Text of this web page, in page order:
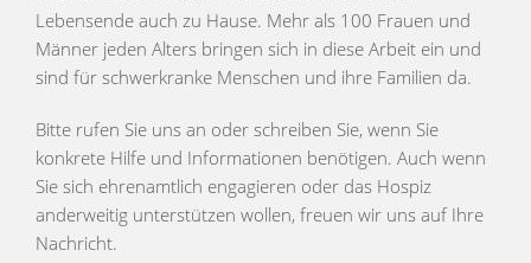
Lebensende auch zu Hause. Mehr als 100 Frauen und
Männer jeden Alters bringen sich in diese Arbeit ein und
sind für schwerkranke Menschen und ihre Familien da.
Bitte rufen Sie uns an oder schreiben Sie, wenn Sie
konkrete Hilfe und Informationen benötigen. Auch wenn
Sie sich ehrenamtlich engagieren oder das Hospiz
anderweitig unterstützen wollen, freuen wir uns auf Ihre
Nachricht.